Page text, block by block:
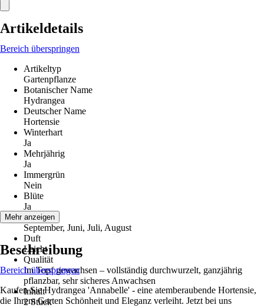
Artikeldetails
Bereich überspringen
Artikeltyp
Gartenpflanze
Botanischer Name
Hydrangea
Deutscher Name
Hortensie
Winterhart
Ja
Mehrjährig
Ja
Immergrün
Nein
Blüte
Ja
Blütezeit
September, Juni, Juli, August
Duft
Leicht
Qualität
Im Topf gewachsen – vollständig durchwurzelt, ganzjährig
pflanzbar, sehr sicheres Anwachsen
Inhalt
2 Stück
Mehr anzeigen
Beschreibung
Bereich überspringen
Kaufen Sie Hydrangea 'Annabelle' - eine atemberaubende Hortensie,
die Ihrem Garten Schönheit und Eleganz verleiht. Jetzt bei uns